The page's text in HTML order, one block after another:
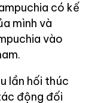
có kế
mình và
vào
lần hối thúc
động đối